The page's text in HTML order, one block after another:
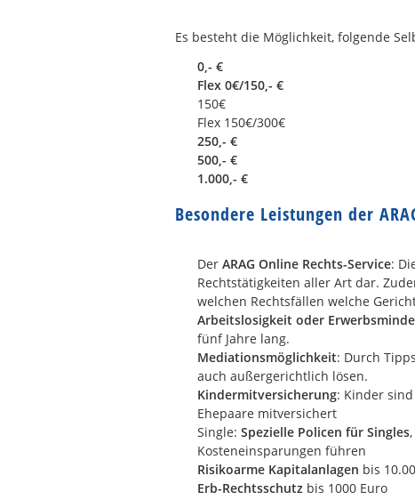
Es besteht die Möglichkeit, folgende
0,- €
Flex 0€/150,- €
150€
Flex 150€/300€
250,- €
500,- €
1.000,- €
Besondere Leistungen der
Der ARAG Online Rechts-Service:
Rechtstätigkeiten aller Art dar.
welchen Rechtsfällen welche
Arbeitslosigkeit oder
fünf Jahre lang.
Mediationsmöglichkeit: Durch
auch außergerichtlich lösen.
Kindermitversicherung: Kinder
Ehepaare mitversichert
Single: Spezielle Policen für Singles
Kosteneinsparungen führen
Risikoarme Kapitalanlagen bis
Erb-Rechtsschutz bis 1000 Euro